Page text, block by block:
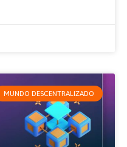
MUNDO DESCENTRALIZADO